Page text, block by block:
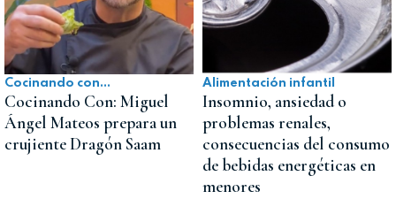
Cocinando con...
Cocinando Con: Miguel
Ángel Mateos prepara un
crujiente Dragón Saam
Alimentación infantil
Insomnio, ansiedad o
problemas renales,
consecuencias del consumo
de bebidas energéticas en
menores